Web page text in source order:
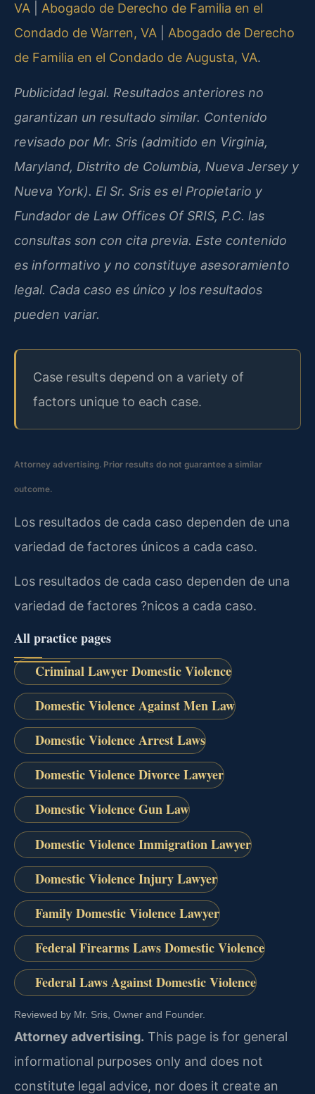
VA
Abogado de Derecho de Familia en el
Condado de Warren, VA
Abogado de Derecho
de Familia en el Condado de Augusta, VA.
Publicidad legal. Resultados anteriores no
garantizan un resultado similar. Contenido
revisado por Mr. Sris (admitido en Virginia,
Maryland, Distrito de Columbia, Nueva Jersey y
Nueva York). El Sr. Sris es el Propietario y
Fundador de Law Offices Of SRIS, P.C. las
consultas son con cita previa. Este contenido
es informativo y no constituye asesoramiento
legal. Cada caso es único y los resultados
pueden variar.
Case results depend on a variety of
factors unique to each case.
Attorney advertising. Prior results do not guarantee a similar
outcome.
Los resultados de cada caso dependen de una
variedad de factores únicos a cada caso.
Los resultados de cada caso dependen de una
variedad de factores ?nicos a cada caso.
All practice pages
Criminal Lawyer Domestic Violence
Domestic Violence Against Men Law
Domestic Violence Arrest Laws
Domestic Violence Divorce Lawyer
Domestic Violence Gun Law
Domestic Violence Immigration Lawyer
Domestic Violence Injury Lawyer
Family Domestic Violence Lawyer
Federal Firearms Laws Domestic Violence
Federal Laws Against Domestic Violence
Reviewed by Mr. Sris, Owner and Founder.
Attorney advertising. This page is for general
informational purposes only and does not
constitute legal advice, nor does it create an